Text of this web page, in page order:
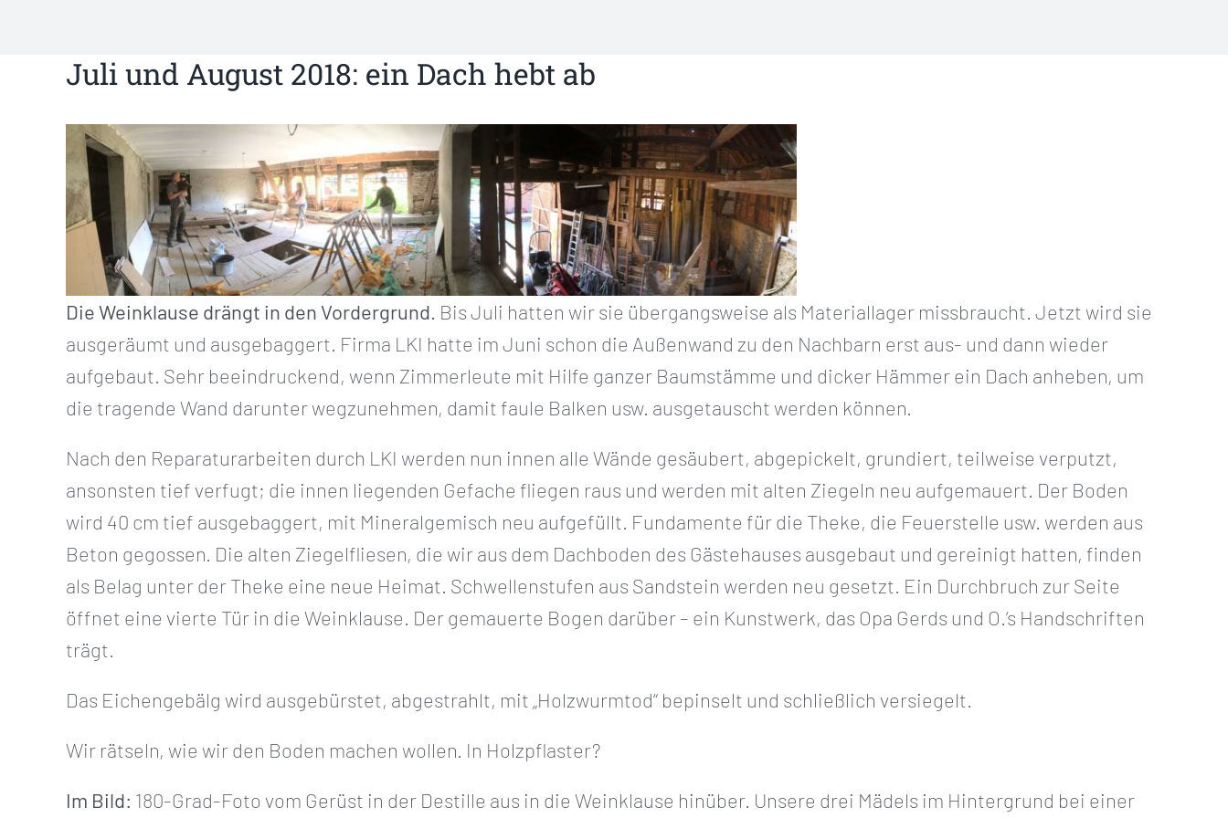
Juli und August 2018: ein Dach hebt ab
Die Weinklause drängt in den Vordergrund. Bis Juli hatten wir sie übergangsweise als Materiallager missbraucht. Jetzt wird sie
ausgeräumt und ausgebaggert. Firma LKI hatte im Juni schon die Außenwand zu den Nachbarn erst aus- und dann wieder
aufgebaut. Sehr beeindruckend, wenn Zimmerleute mit Hilfe ganzer Baumstämme und dicker Hämmer ein Dach anheben, um
die tragende Wand darunter wegzunehmen, damit faule Balken usw. ausgetauscht werden können.
Nach den Reparaturarbeiten durch LKI werden nun innen alle Wände gesäubert, abgepickelt, grundiert, teilweise verputzt,
ansonsten tief verfugt; die innen liegenden Gefache fliegen raus und werden mit alten Ziegeln neu aufgemauert. Der Boden
wird 40 cm tief ausgebaggert, mit Mineralgemisch neu aufgefüllt. Fundamente für die Theke, die Feuerstelle usw. werden aus
Beton gegossen. Die alten Ziegelfliesen, die wir aus dem Dachboden des Gästehauses ausgebaut und gereinigt hatten, finden
als Belag unter der Theke eine neue Heimat. Schwellenstufen aus Sandstein werden neu gesetzt. Ein Durchbruch zur Seite
öffnet eine vierte Tür in die Weinklause. Der gemauerte Bogen darüber – ein Kunstwerk, das Opa Gerds und O.‘s Handschriften
trägt.
Das Eichengebälg wird ausgebürstet, abgestrahlt, mit „Holzwurmtod“ bepinselt und schließlich versiegelt.
Wir rätseln, wie wir den Boden machen wollen. In Holzpflaster?
Im Bild: 180-Grad-Foto vom Gerüst in der Destille aus in die Weinklause hinüber. Unsere drei Mädels im Hintergrund bei einer